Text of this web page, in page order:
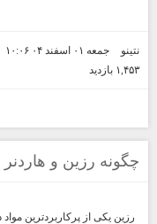
نتینو
جمعه ۰۱ اسفند ۰۴ ۱۰:۰۶
۱,۴۵۳ بازديد
چگونه رزین و
رزین یکی از پرکاربردترین